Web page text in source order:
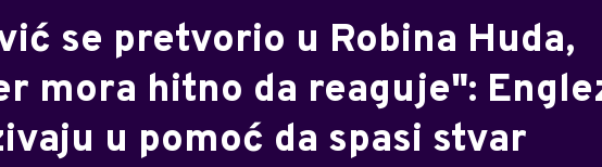
se pretvorio u Robina Huda,
mora hitno da reaguje":
u pomoć da spasi stvar